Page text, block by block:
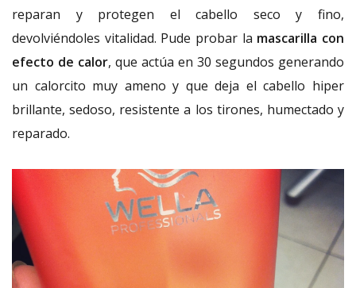
reparan y protegen el cabello seco y fino,
devolviéndoles vitalidad. Pude probar la mascarilla con
efecto de calor, que actúa en 30 segundos generando
un calorcito muy ameno y que deja el cabello hiper
brillante, sedoso, resistente a los tirones, humectado y
reparado.